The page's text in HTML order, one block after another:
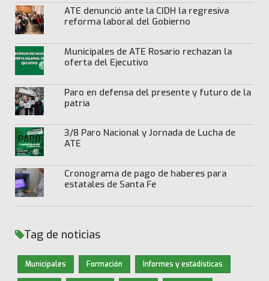
ATE denunció ante la CIDH la regresiva
reforma laboral del Gobierno
Municipales de ATE Rosario rechazan la
oferta del Ejecutivo
Paro en defensa del presente y futuro de la
patria
3/8 Paro Nacional y Jornada de Lucha de
ATE
Cronograma de pago de haberes para
estatales de Santa Fe
Tag de noticias
Municipales Formación Informes y estadísticas